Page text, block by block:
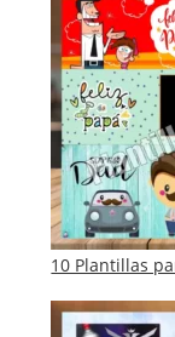
10 Plantillas